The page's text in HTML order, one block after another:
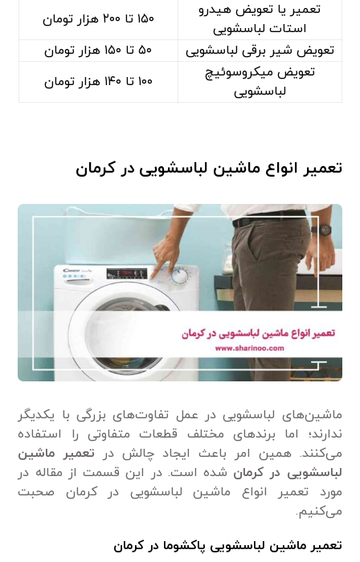
تعمیر یا تعویض هیدرو
استات لباسشویی
۱۵۰ تا ۲۰۰ هزار تومان
تعویض شیر برقی لباسشویی
۵۰ تا ۱۵۰ هزار تومان
تعویض میکروسوئیچ
لباسشویی
۱۰۰ تا ۱۴۰ هزار تومان
تعمیر انواع ماشین لباسشویی در کرمان
ماشین‌های لباسشویی در عمل تفاوت‌های بزرگی با یکدیگر
ندارند؛ اما برندهای مختلف قطعات متفاوتی را استفاده
می‌کنند. همین امر باعث ایجاد چالش در تعمیر ماشین
لباسشویی در کرمان شده است. در این قسمت از مقاله در
مورد تعمیر انواع ماشین لباسشویی در کرمان صحبت
می‌کنیم.
تعمیر ماشین لباسشویی پاکشوما در کرمان